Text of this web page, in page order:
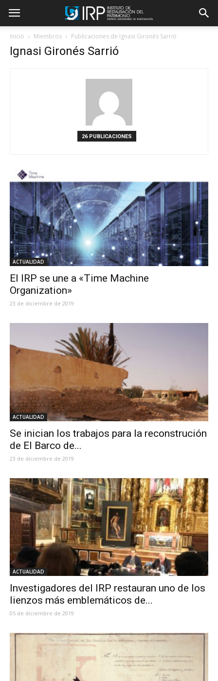
Inicio Miembros Publicaciones de Ignasi Gironés Sarrió
Ignasi Gironés Sarrió
26 PUBLICACIONES
ACTUALIDAD
El IRP se une a «Time Machine
Organization»
23 de diciembre de 2019
ACTUALIDAD
Se inician los trabajos para la reconstrución
de El Barco de...
23 de diciembre de 2019
ACTUALIDAD
Investigadores del IRP restauran uno de los
lienzos más emblemáticos de...
05 de diciembre de 2019